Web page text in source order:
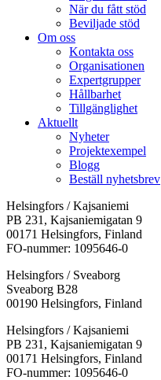
När du fått stöd
Beviljade stöd
Om oss
Kontakta oss
Organisationen
Expertgrupper
Hållbarhet
Tillgänglighet
Aktuellt
Nyheter
Projektexempel
Blogg
Beställ nyhetsbrev
Helsingfors / Kajsaniemi
PB 231, Kajsaniemigatan 9
00171 Helsingfors, Finland
FO-nummer: 1095646-0
Helsingfors / Sveaborg
Sveaborg B28
00190 Helsingfors, Finland
Facebook:
Öppnas
i
en
Instagram:
Öppnas
i
en
TikTok:
Öppnas
i
en
Youtube:
Öppnas
i
en
Vimeo:
Öppnas
i
en
Helsingfors / Kajsaniemi
PB 231, Kajsaniemigatan 9
00171 Helsingfors, Finland
FO-nummer: 1095646-0